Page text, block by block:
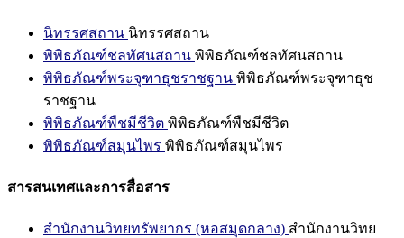
นิทรรศสถาน นิทรรศสถาน
พิพิธภัณฑ์ชลทัศนสถาน พิพิธภัณฑ์ชลทัศนสถาน
พิพิธภัณฑ์พระจุฑาธุชราชฐาน พิพิธภัณฑ์พระจุฑาธุช
ราชฐาน
พิพิธภัณฑ์พืชมีชีวิต พิพิธภัณฑ์พืชมีชีวิต
พิพิธภัณฑ์สมุนไพร พิพิธภัณฑ์สมุนไพร
สารสนเทศและการสื่อสาร
สำนักงานวิทยทรัพยากร (หอสมุดกลาง) สำนักงานวิทย